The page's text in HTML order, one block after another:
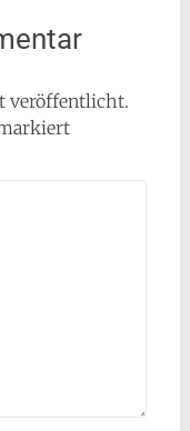
veröffentlicht.